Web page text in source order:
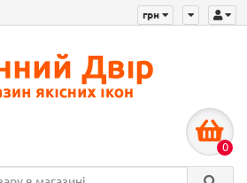
грн
0